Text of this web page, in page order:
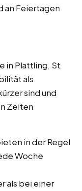
an Feiertagen
in Plattling, St
als
sind und
Zeiten
in der Regel
Woche
als bei einer